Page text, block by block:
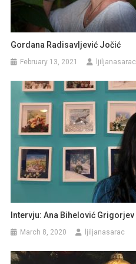
Gordana Radisavljević Jočić
February 13, 2021 ljiljanasarac
Intervju: Ana Bihelović Grigorjev
March 8, 2020 ljiljanasarac